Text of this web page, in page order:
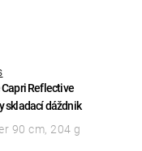
Capri Reflective
skladací dáždnik
90 cm, 204 g